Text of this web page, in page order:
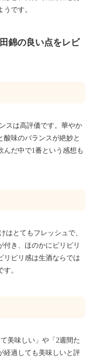
です。
錦の良い点をレビ
スは高評価です。華やか
酸味のバランスが絶妙と
んだ中で1番という感想も
はとてもフレッシュで、
付き、ほのかにピリピリ
リピリ感は生酒ならでは
。
美味しい」や「2週間た
経過しても美味しいと評